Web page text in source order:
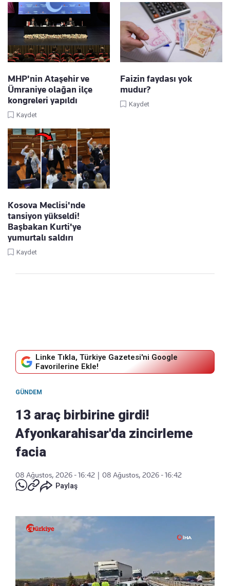
MHP'nin Ataşehir ve
Ümraniye olağan ilçe
kongreleri yapıldı
Kaydet
Faizin faydası yok
mudur?
Kaydet
Kosova Meclisi'nde
tansiyon yükseldi!
Başbakan Kurti'ye
yumurtalı saldırı
Kaydet
Linke Tıkla, Türkiye Gazetesi'ni Google
Favorilerine Ekle!
GÜNDEM
13 araç birbirine girdi!
Afyonkarahisar'da zincirleme
facia
08 Ağustos, 2026 - 16:42
08 Ağustos, 2026 - 16:42
Paylaş